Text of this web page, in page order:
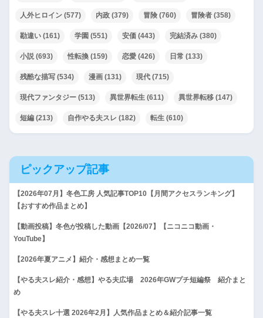
人外ヒロイン (577) 内政 (379) 冒険 (760) 冒険者 (358)
勘違い (161) 学園 (551) 安価 (443) 完結済み (380)
小説(693) 性転換 (159) 恋愛 (426) 日常 (133)
残酷な描写 (534) 漫画 (131) 現代 (715)
現代ファンタジー (513) 異世界転生 (611) 異世界転移 (147)
短編 (213) 自作やる夫スレ (182) 転生 (610)
ピックアップ記事
【2026年07月】冬色工房 人気記事TOP10【月間アクセスランキング】
【おすすめ作品まとめ】
【動画投稿】冬色が投稿した動画【2026/07】【ニコニコ動画・
YouTube】
【2026年夏アニメ】紹介・感想まとめ一覧
【やる夫スレ紹介・感想】やる夫広場 2026年GWプチ短編祭 紹介まと
め
【やる夫スレ十選 2026年2月】人気作品まとめ＆紹介記事一覧